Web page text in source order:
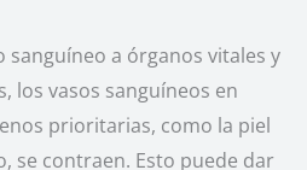
a órganos vitales y
los vasos sanguíneos en
prioritarias, como la piel
se contraen. Esto puede dar